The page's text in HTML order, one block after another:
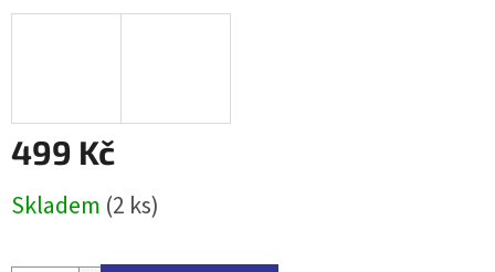
499 Kč
cena:
Skladem (2 ks)